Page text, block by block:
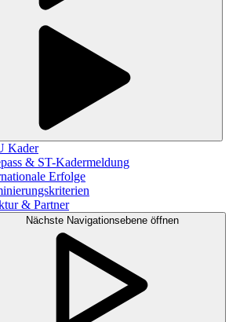
Kader
& ST-Kadermeldung
Erfolge
& Partner
Nächste Navigationsebene öffnen